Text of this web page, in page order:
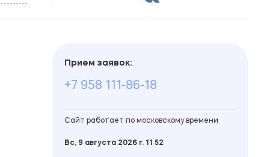
Прием заявок:
+7 958 111-86-18
Сайт работает по московскому времени
Вс, 9 августа 2026 г. 11 52